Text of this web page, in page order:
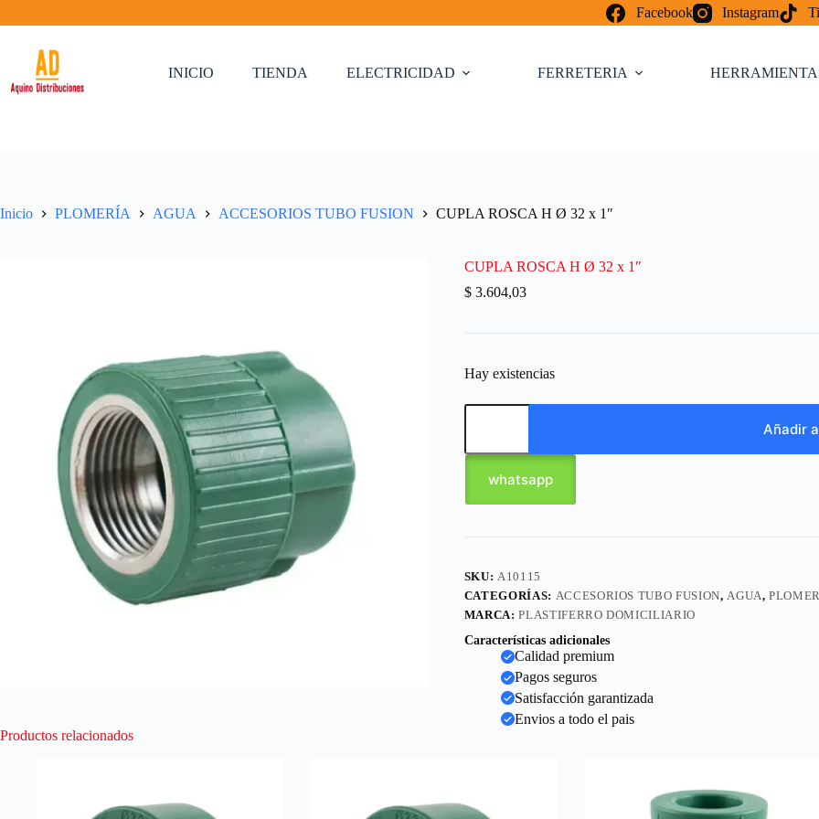
al
Facebook Instagram
INICIO TIENDA ELECTRICIDAD FERRETERIA
Inicio PLOMERÍA AGUA ACCESORIOS TUBO FUSION CUPLA ROSCA H Ø 32 x 1″
CUPLA ROSCA H Ø 32 x 1″
$3.604,03
Hay existencias
Añadir
whatsapp
SKU:A10115
CATEGORÍAS: ACCESORIOS TUBO FUSION,AGUA,
MARCA:PLASTIFERRO DOMICILIARIO
Características adicionales
Calidad premium
Pagos seguros
Satisfacción garantizada
Envios a todo el pais
Productos relacionados